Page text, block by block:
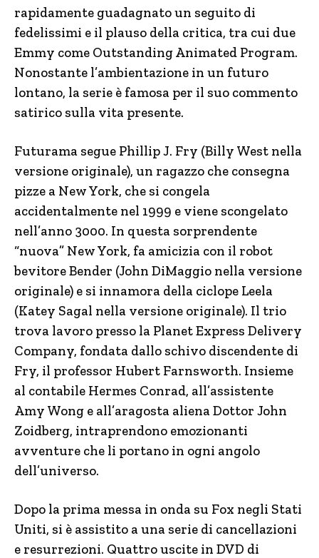
rapidamente guadagnato un seguito di
fedelissimi e il plauso della critica, tra cui due
Emmy come Outstanding Animated Program.
Nonostante l’ambientazione in un futuro
lontano, la serie è famosa per il suo commento
satirico sulla vita presente.
Futurama segue Phillip J. Fry (Billy West nella
versione originale), un ragazzo che consegna
pizze a New York, che si congela
accidentalmente nel 1999 e viene scongelato
nell’anno 3000. In questa sorprendente
“nuova” New York, fa amicizia con il robot
bevitore Bender (John DiMaggio nella versione
originale) e si innamora della ciclope Leela
(Katey Sagal nella versione originale). Il trio
trova lavoro presso la Planet Express Delivery
Company, fondata dallo schivo discendente di
Fry, il professor Hubert Farnsworth. Insieme
al contabile Hermes Conrad, all’assistente
Amy Wong e all’aragosta aliena Dottor John
Zoidberg, intraprendono emozionanti
avventure che li portano in ogni angolo
dell’universo.
Dopo la prima messa in onda su Fox negli Stati
Uniti, si è assistito a una serie di cancellazioni
e resurrezioni. Quattro uscite in DVD di